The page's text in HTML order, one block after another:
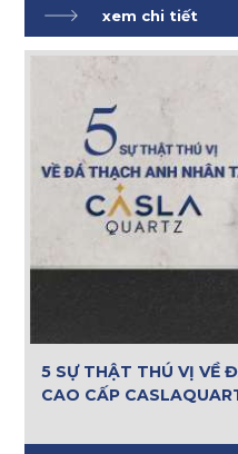
xem chi tiết
5 SỰ THẬT THÚ VỊ VỀ
CAO CẤP